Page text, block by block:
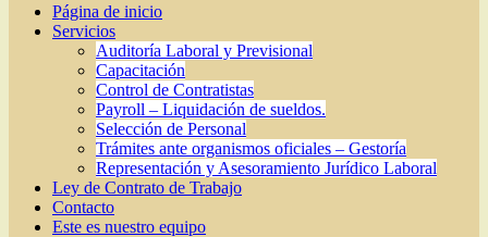
Página de inicio
Servicios
Auditoría Laboral y Previsional
Capacitación
Control de Contratistas
Payroll – Liquidación de sueldos.
Selección de Personal
Trámites ante organismos oficiales – Gestoría
Representación y Asesoramiento Jurídico Laboral
Ley de Contrato de Trabajo
Contacto
Este es nuestro equipo